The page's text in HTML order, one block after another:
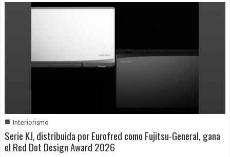
■ Interiorismo
Serie KJ, distribuida por Eurofred como Fujitsu-General, gana
el Red Dot Design Award 2026